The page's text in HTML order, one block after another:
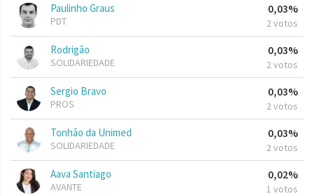
Paulinho Graus
PDT
0,03%
2 votos
Rodrigão
SOLIDARIEDADE
0,03%
2 votos
Sergio Bravo
PROS
0,03%
2 votos
Tonhão da Unimed
SOLIDARIEDADE
0,03%
2 votos
Aava Santiago
AVANTE
0,02%
1 votos